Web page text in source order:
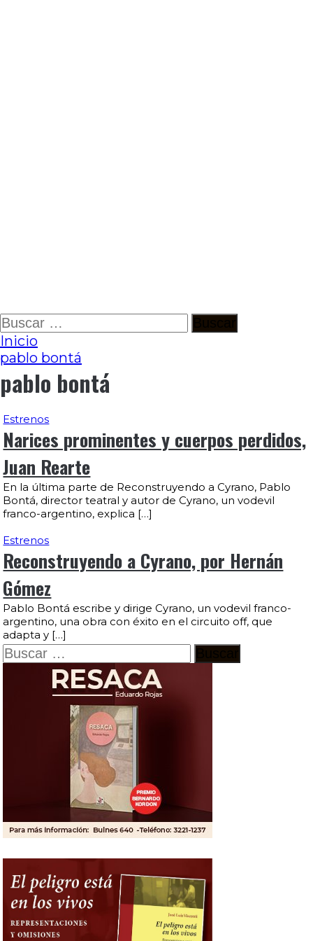
Ir
al
contenido
Buscar:
Inicio
pablo bontá
pablo bontá
Estrenos
Narices prominentes y cuerpos perdidos,
Juan Rearte
En la última parte de Reconstruyendo a Cyrano, Pablo
Bontá, director teatral y autor de Cyrano, un vodevil
franco-argentino, explica […]
Estrenos
Reconstruyendo a Cyrano, por Hernán
Gómez
Pablo Bontá escribe y dirige Cyrano, un vodevil franco-
argentino, una obra con éxito en el circuito off, que
adapta y […]
Buscar: